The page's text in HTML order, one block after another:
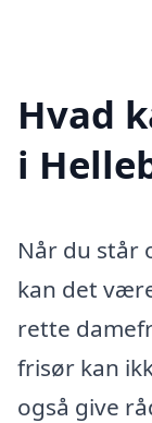
Hvad
i
Når du står
kan det
rette
frisør kan
også give